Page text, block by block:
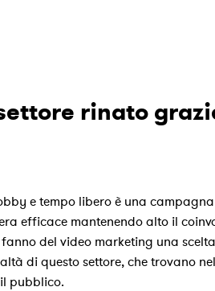
rinato
e tempo libero è una
efficace mantenendo alto il
del video marketing una
di questo settore, che trovano
pubblico.